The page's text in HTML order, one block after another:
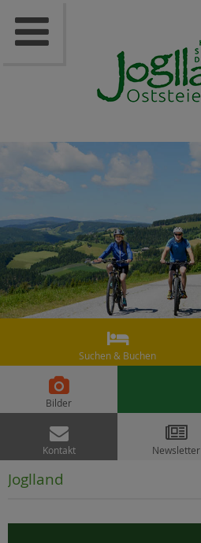

Suchen & Buchen

Bilder

Kontakt

Newsletter
Joglland
